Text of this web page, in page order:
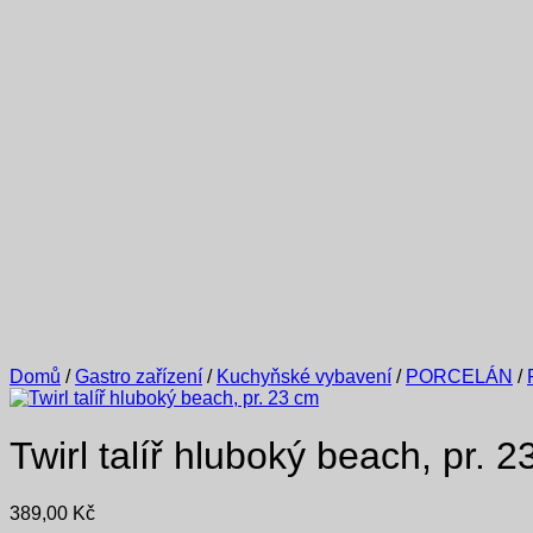
Domů / Gastro zařízení / Kuchyňské vybavení / PORCELÁN /
Twirl talíř hluboký beach, pr.
389,00 Kč